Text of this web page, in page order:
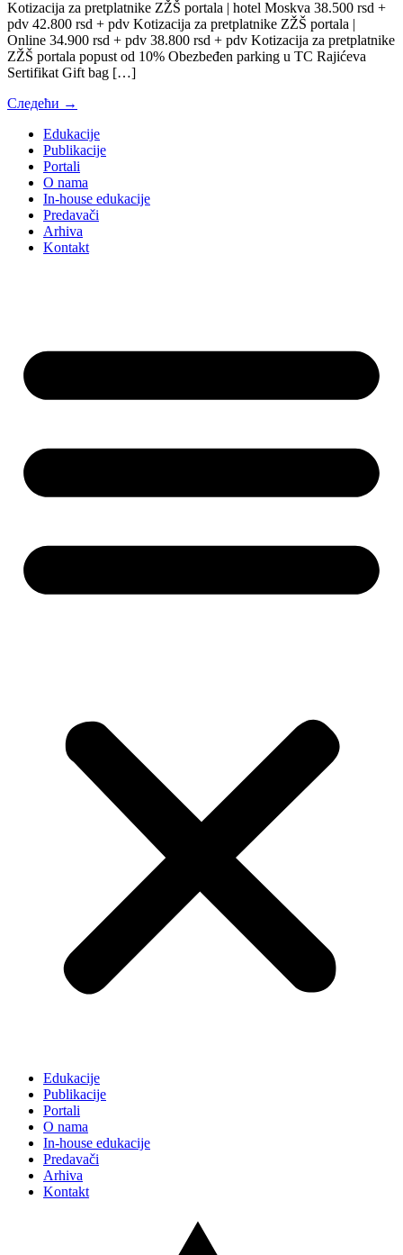
Kotizacija za pretplatnike ZŽŠ portala | hotel Moskva 38.500 rsd +
pdv 42.800 rsd + pdv Kotizacija za pretplatnike ZŽŠ portala |
Online 34.900 rsd + pdv 38.800 rsd + pdv Kotizacija za pretplatnike
ZŽŠ portala popust od 10% Obezbeđen parking u TC Rajićeva
Sertifikat Gift bag […]
Следећи →
Edukacije
Publikacije
Portali
O nama
In-house edukacije
Predavači
Arhiva
Kontakt
Edukacije
Publikacije
Portali
O nama
In-house edukacije
Predavači
Arhiva
Kontakt